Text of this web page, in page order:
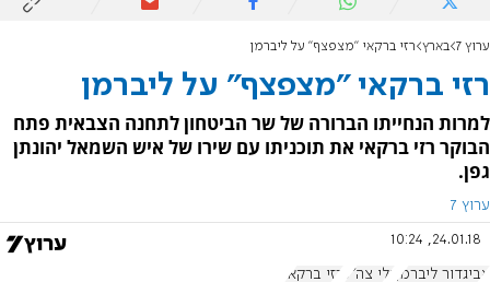
ערוץ 7 בארץ רזי ברקאי "מצפצף" על ליברמן
רזי ברקאי "מצפצף" על ליברמן
למרות הנחייתו הברורה של שר הביטחון לתחנה הצבאית פתח
הבוקר רזי ברקאי את תוכניתו עם שירו של איש השמאל יהונתן
גפן.
ערוץ 7
24.01.18, 10:24
אביגדור ליברמן גלי צה"ל רזי ברקאי